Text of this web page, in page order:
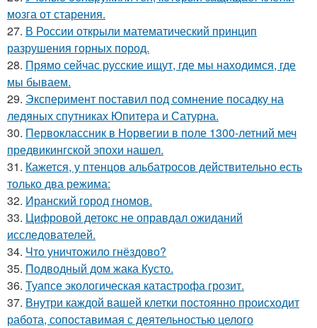
мозга от старения.
27. В России открыли математический принцип
разрушения горных пород.
28. Прямо сейчас русские ищут, где мы находимся, где
мы бываем.
29. Эксперимент поставил под сомнение посадку на
ледяных спутниках Юпитера и Сатурна.
30. Первоклассник в Норвегии в поле 1300-летний меч
предвикингской эпохи нашел.
31. Кажется, у птенцов альбатросов действительно есть
только два режима:
32. Иранский город гномов.
33. Цифровой детокс не оправдал ожиданий
исследователей.
34. Что уничтожило гнёздово?
35. Подводный дом жака Кусто.
36. Туапсе экологическая катастрофа грозит.
37. Внутри каждой вашей клетки постоянно происходит
работа, сопоставимая с деятельностью целого